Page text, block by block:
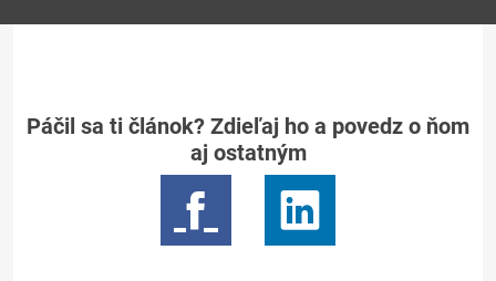
Páčil sa ti článok? Zdieľaj ho a povedz o ňom
aj ostatným